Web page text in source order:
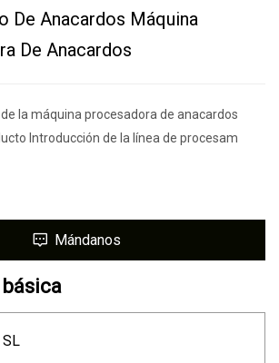
De Anacardos Máquina
De Anacardos
la máquina procesadora de anacardos
Introducción de la línea de procesam
Mándanos
SL